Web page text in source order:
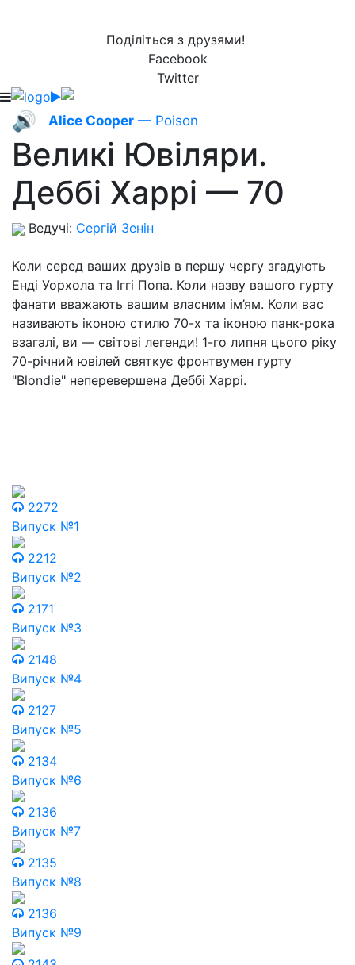
Поділіться з друзями!
Facebook
Twitter
🔊 Alice Cooper — Poison
Великі Ювіляри.
Деббі Харрі — 70
Ведучі: Сергій Зенін
Коли серед ваших друзів в першу чергу згадують
Енді Уорхола та Іггі Попа. Коли назву вашого гурту
фанати вважають вашим власним ім’ям. Коли вас
називають іконою стилю 70-х та іконою панк-рока
взагалі, ви — світові легенди! 1-го липня цього ріку
70-річний ювілей святкує фронтвумен гурту
"Blondie" неперевершена Деббі Харрі.
2272
Випуск №1
2212
Випуск №2
2171
Випуск №3
2148
Випуск №4
2127
Випуск №5
2134
Випуск №6
2136
Випуск №7
2135
Випуск №8
2136
Випуск №9